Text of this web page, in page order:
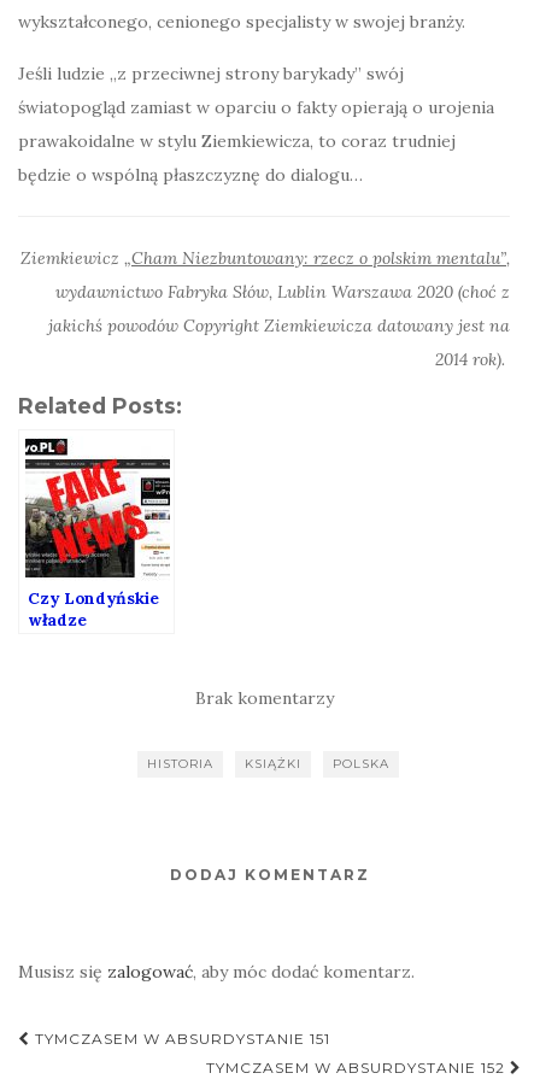
wykształconego, cenionego specjalisty w swojej branży.
Jeśli ludzie „z przeciwnej strony barykady” swój
światopogląd zamiast w oparciu o fakty opierają o urojenia
prawakoidalne w stylu Ziemkiewicza, to coraz trudniej
będzie o wspólną płaszczyznę do dialogu…
Ziemkiewicz „Cham Niezbuntowany: rzecz o polskim mentalu”,
wydawnictwo Fabryka Słów, Lublin Warszawa 2020 (choć z
jakichś powodów Copyright Ziemkiewicza datowany jest na
2014 rok).
Related Posts:
Czy Londyńskie
władze
Brak komentarzy
HISTORIA KSIĄŻKI POLSKA
DODAJ KOMENTARZ
Musisz się zalogować, aby móc dodać komentarz.
Nawigacja
TYMCZASEM W ABSURDYSTANIE 151
TYMCZASEM W ABSURDYSTANIE 152